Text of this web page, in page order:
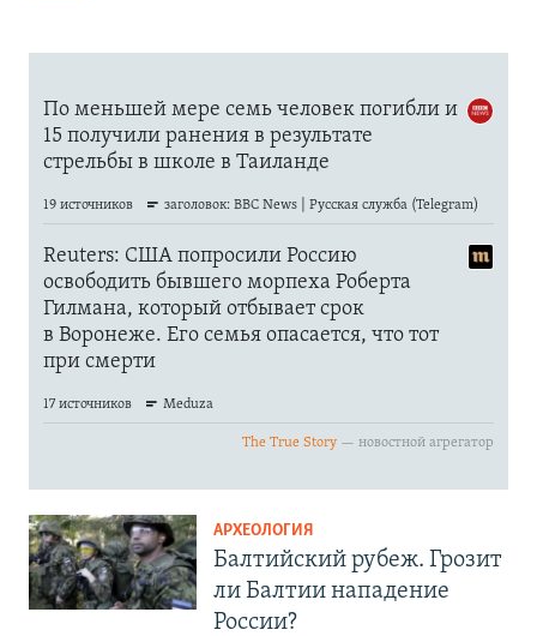
АРХЕОЛОГИЯ
Балтийский рубеж. Грозит
ли Балтии нападение
России?